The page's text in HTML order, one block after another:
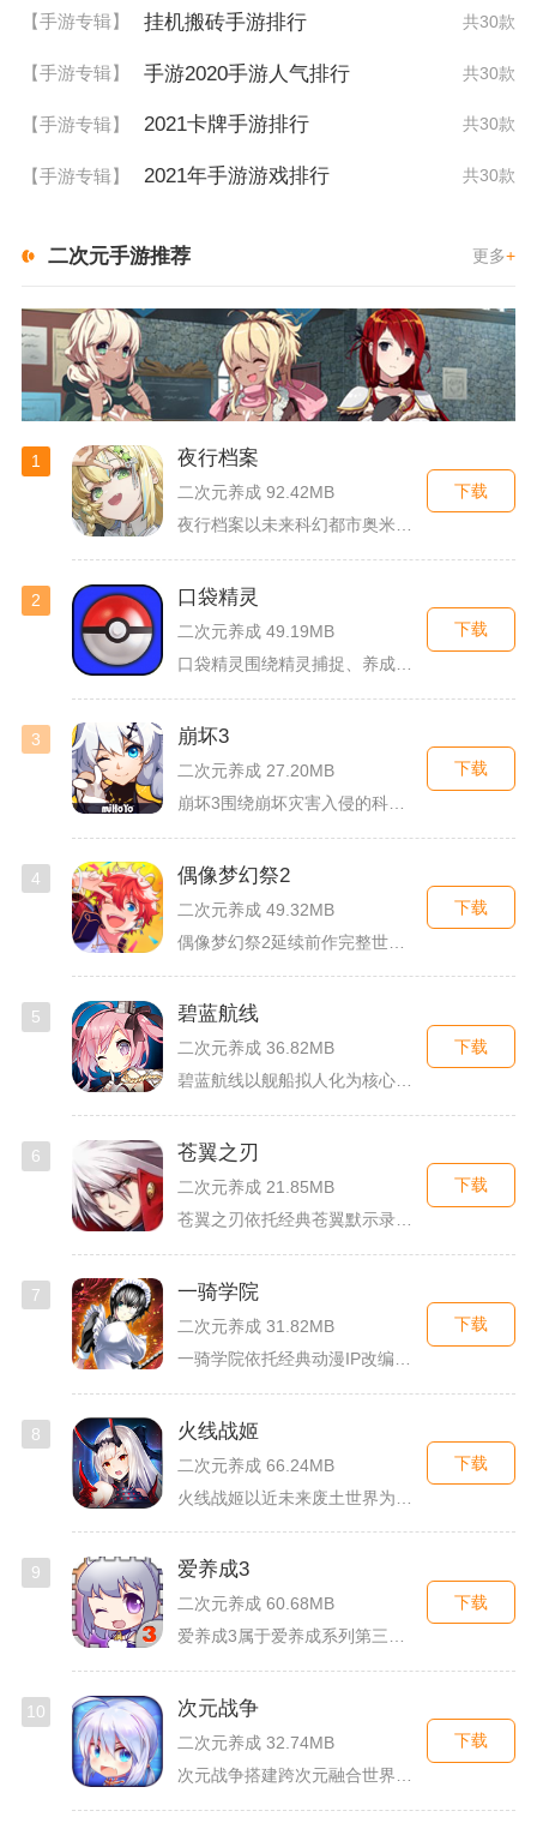
【手游专辑】 挂机搬砖手游排行 共30款
【手游专辑】 手游2020手游人气排行 共30款
【手游专辑】 2021卡牌手游排行 共30款
【手游专辑】 2021年手游游戏排行 共30款
二次元手游推荐 更多+
1 夜行档案
二次元养成 92.42MB
夜行档案以未来科幻都市奥米勒斯为舞台，玩家任职特勤部调查员，...
下载
2 口袋精灵
二次元养成 49.19MB
下载
3 崩坏3
二次元养成 27.20MB
下载
4 偶像梦幻祭2
二次元养成 49.32MB
下载
5 碧蓝航线
二次元养成 36.82MB
碧蓝航线以舰船拟人化为核心载体，将各类历史战舰塑造成风格各异...
下载
6 苍翼之刃
二次元养成 21.85MB
下载
7 一骑学院
二次元养成 31.82MB
下载
8 火线战姬
二次元养成 66.24MB
下载
9 爱养成3
二次元养成 60.68MB
爱养成3属于爱养成系列第三部单机模拟养成手游，故事依托天使堕...
下载
10 次元战争
二次元养成 32.74MB
下载